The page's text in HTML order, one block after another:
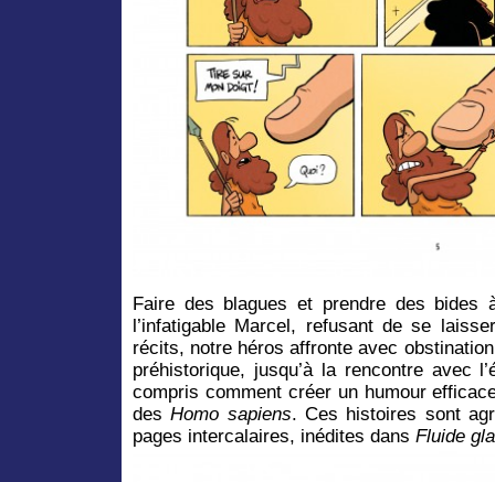
Faire des blagues et prendre des bides
l’infatigable Marcel, refusant de se
récits, notre héros affronte avec obstination
préhistorique, jusqu’à la rencontre avec
compris comment créer un humour
desHomo sapiens. Ces histoires sont
pages intercalaires, inédites dans Fluide g